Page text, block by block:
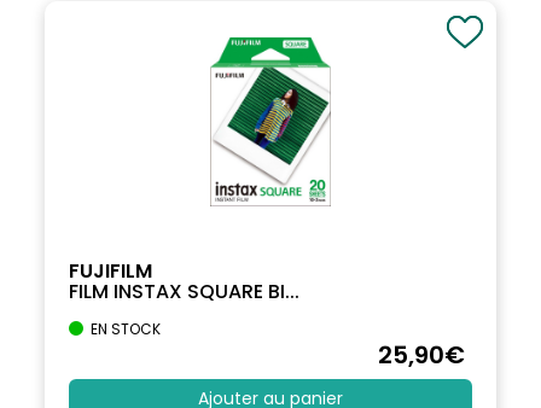
FUJIFILM
FILM INSTAX SQUARE BI...
EN STOCK
25,90€
Ajouter au panier